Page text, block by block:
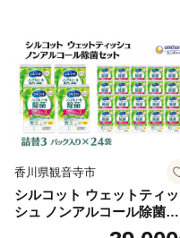
香川県観音寺市
シルコット ウェットティッ
シュ ノンアルコール除菌詰
替（43枚×3P）×24袋 日用品